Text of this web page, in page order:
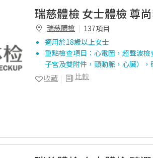
瑞慈體檢 女士體檢 尊
瑞慈體檢
137項目
適用於18歲以上女士
重點檢查項目：心電圖，超聲波檢
子宮及雙附件，頸動脈，心臟）
比較
收藏